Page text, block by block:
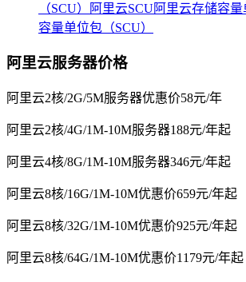
（SCU）
阿里云SCU阿里云存储容
容量单位包（SCU）
阿里云服务器价格
阿里云2核/2G/5M服务器优惠价58元/年
阿里云2核/4G/1M-10M服务器188元/年起
阿里云4核/8G/1M-10M服务器346元/年起
阿里云8核/16G/1M-10M优惠价659元/年起
阿里云8核/32G/1M-10M优惠价925元/年起
阿里云8核/64G/1M-10M优惠价1179元/年起